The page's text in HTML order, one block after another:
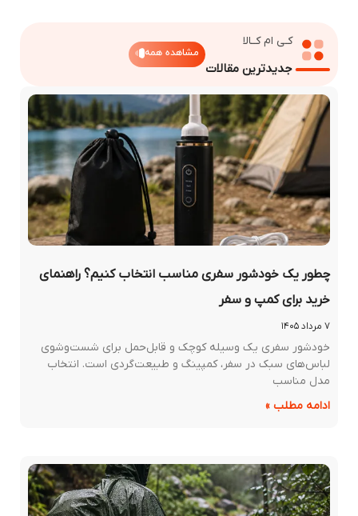
کـی ام کــالا
جدیدترین مقالات
مشاهده همه
چطور یک خودشور سفری مناسب انتخاب کنیم؟ راهنمای
خرید برای کمپ و سفر
خودشور سفری یک وسیله کوچک و قابل‌حمل برای شست‌وشوی
لباس‌های سبک در سفر، کمپینگ و طبیعت‌گردی است. انتخاب
مدل مناسب
ادامه مطلب »